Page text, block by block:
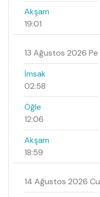
Akşam
19:01
13 Ağustos 2026 Pe
İmsak
02:58
Öğle
12:06
Akşam
18:59
14 Ağustos 2026 Cu